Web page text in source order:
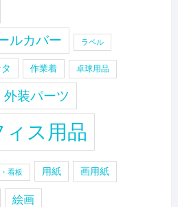
ルカバー ラベル
作業着 卓球用品
外装パーツ
ス用品
看板 用紙 画用紙
絵画